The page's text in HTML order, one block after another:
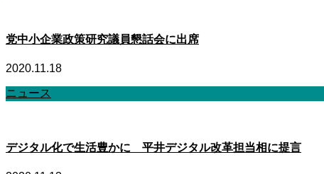
党中小企業政策研究議員懇話会に出席
2020.11.18
ニュース
デジタル化で生活豊かに 平井デジタル改革担当相に提言